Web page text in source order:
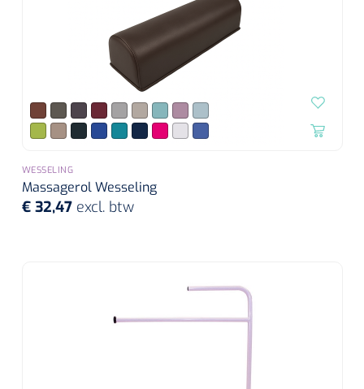
WESSELING
Massagerol Wesseling
€ 32,47 excl. btw